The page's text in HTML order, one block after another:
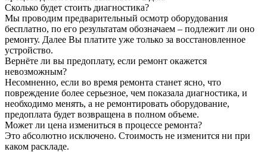
Сколько будет стоить диагностика?
Мы проводим предварительный осмотр оборудования
бесплатно, по его результатам обозначаем – подлежит ли оно
ремонту. Далее Вы платите уже только за восстановленное
устройство.
Вернёте ли вы предоплату, если ремонт окажется
невозможным?
Несомненно, если во время ремонта станет ясно, что
повреждение более серьезное, чем показала диагностика, и
необходимо менять, а не ремонтировать оборудование,
предоплата будет возвращена в полном объеме.
Может ли цена измениться в процессе ремонта?
Это абсолютно исключено. Стоимость не изменится ни при
каком раскладе.